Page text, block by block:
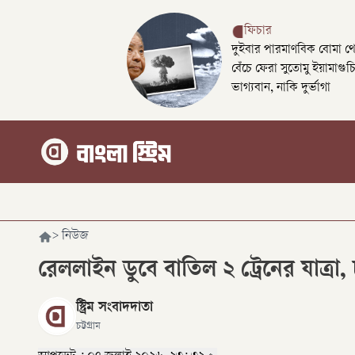
ফিচার
দুইবার পারমাণবিক বোমা
বেঁচে ফেরা সুতোমু
ভাগ্যবান, নাকি দুর্ভাগা
> নিউজ
রেললাইন ডুবে বাতিল ২ ট্রেনের যাত্রা,
স্ট্রিম সংবাদদাতা
চট্টগ্রাম